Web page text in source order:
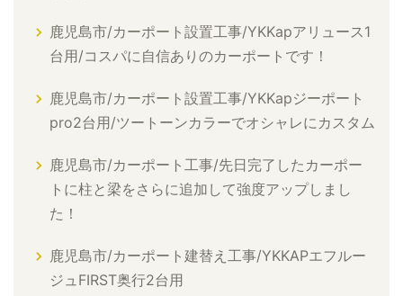
鹿児島市/カーポート設置工事/YKKapアリュース1
台用/コスパに自信ありのカーポートです！
鹿児島市/カーポート設置工事/YKKapジーポート
pro2台用/ツートーンカラーでオシャレにカスタム
鹿児島市/カーポート工事/先日完了したカーポー
トに柱と梁をさらに追加して強度アップしまし
た！
鹿児島市/カーポート建替え工事/YKKAPエフルー
ジュFIRST奥行2台用